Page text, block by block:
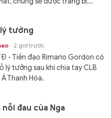
tưởng
2 giờ trước
- Tiền đạo Rimario Gordon có
lý tưởng sau khi chia tay CLB
Thanh Hóa.
đau của Nga